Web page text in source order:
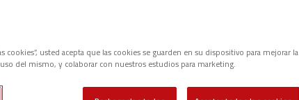
cookies”, usted acepta que las cookies se guarden en su dispositivo para mejorar la
del mismo, y colaborar con nuestros estudios para marketing.